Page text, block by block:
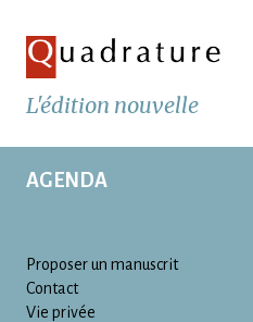
L'édition nouvelle
AGENDA
Proposer un manuscrit
Contact
Vie privée